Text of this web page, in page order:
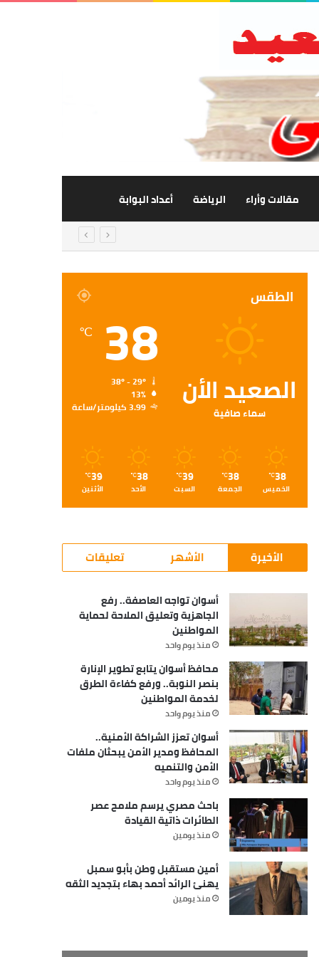
مقالات وأراء الرياضة أعداد البوابة
الطقس
الصعيد الأن
سماء صافية
38
℃
13%
3.99 كيلومتر/ساعة
38
℃
الخميس
38
℃
الجمعة
39
℃
السبت
38
℃
الأحد
39
℃
الأثنين
الأخيرة الأشهر تعليقات
أسوان تواجه العاصفة.. رفع
الجاهزية وتعليق الملاحة لحماية
المواطنين
منذ يوم واحد
محافظ أسوان يتابع تطوير الإنارة
بنصر النوبة.. ورفع كفاءة الطرق
لخدمة المواطنين
منذ يوم واحد
أسوان تعزز الشراكة الأمنية..
المحافظ ومدير الأمن يبحثان ملفات
الأمن والتنميه
منذ يوم واحد
باحث مصري يرسم ملامح عصر
الطائرات ذاتية القيادة
منذ يومين
أمين مستقبل وطن بأبو سمبل
يهنئ الرائد أحمد بهاء بتجديد الثقه
منذ يومين